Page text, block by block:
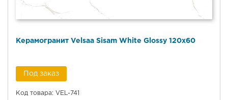
Керамогранит Velsaa Sisam White Glossy 120x60
Под заказ
Код товара: VEL-741